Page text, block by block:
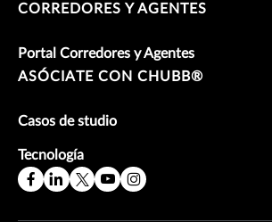
CORREDORES Y AGENTES
Portal Corredores y Agentes
ASÓCIATE CON CHUBB®
Casos de studio
Tecnología